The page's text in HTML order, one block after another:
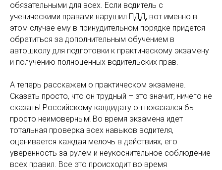
обязательными для всех. Если водитель с
ученическими правами нарушил ПДД, вот именно в
этом случае ему в принудительном порядке придется
обратиться за дополнительным обучением в
автошколу для подготовки к практическому экзамену
и получению полноценных водительских прав.
А теперь расскажем о практическом экзамене.
Сказать просто, что он трудный – это значит, ничего не
сказать! Российскому кандидату он показался бы
просто неимоверным! Во время экзамена идет
тотальная проверка всех навыков водителя,
оценивается каждая мелочь в действиях, его
уверенность за рулем и неукоснительное соблюдение
всех правил. Все это происходит во время